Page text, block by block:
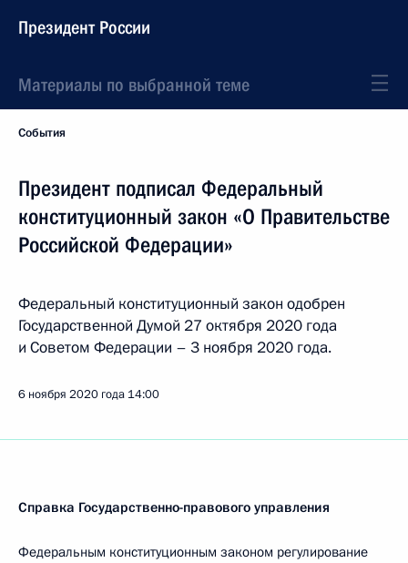
Президент России
Материалы по выбранной теме
События
Президент подписал Федеральный
конституционный закон «О Правительстве
Российской Федерации»
Федеральный конституционный закон одобрен
Государственной Думой 27 октября 2020 года
и Советом Федерации – 3 ноября 2020 года.
6 ноября 2020 года 14:00
Справка Государственно-правового управления
Федеральным конституционным законом регулирование